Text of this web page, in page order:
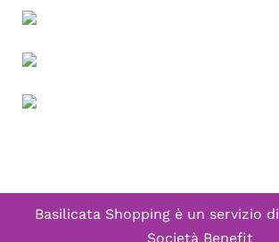
Basilicata Shopping è un servizio di
Società Benefit